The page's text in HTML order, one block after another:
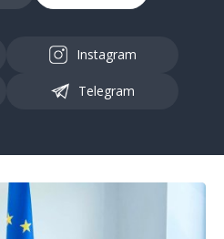
Instagram
Telegram